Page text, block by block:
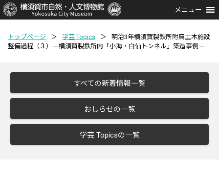
メニュー
トップページ ＞ 学芸 Topics ＞
明治3年横須賀製鉄所附属土木施設
整備過程（３）－横須賀製鉄所内「小海・白仙トンネル」築造事例－
すべての新着情報一覧
おしらせの一覧
学芸 Topicsの一覧